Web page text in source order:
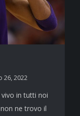
26, 2022
in tutti noi
ne trovo il